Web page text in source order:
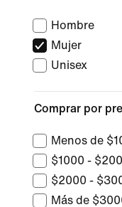
Hombre
Mujer
Unisex
Comprar por
Menos de
$1000 -
$2000 -
Más de